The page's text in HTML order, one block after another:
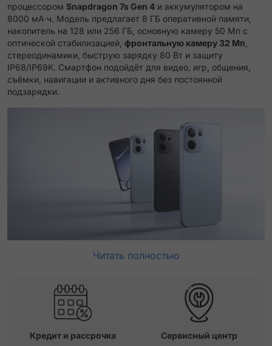
процессором Snapdragon 7s Gen 4 и аккумулятором на
8000 мА·ч. Модель предлагает 8 ГБ оперативной памяти,
накопитель на 128 или 256 ГБ, основную камеру 50 Мп с
оптической стабилизацией, фронтальную камеру 32 Мп
стереодинамики, быструю зарядку 80 Вт и защиту
IP68/IP69K. Смартфон подойдёт для видео, игр, общения,
съёмки, навигации и активного дня без постоянной
подзарядки.
Читать полностью
Кредит и рассрочка Сервисный центр